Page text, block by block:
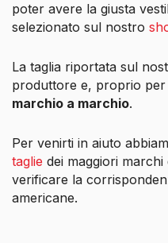
poter avere la giusta
selezionato sul nostro
La taglia riportata sul
produttore e, proprio per
marchio a marchio.
Per venirti in aiuto
taglie dei maggiori
verificare la
americane.